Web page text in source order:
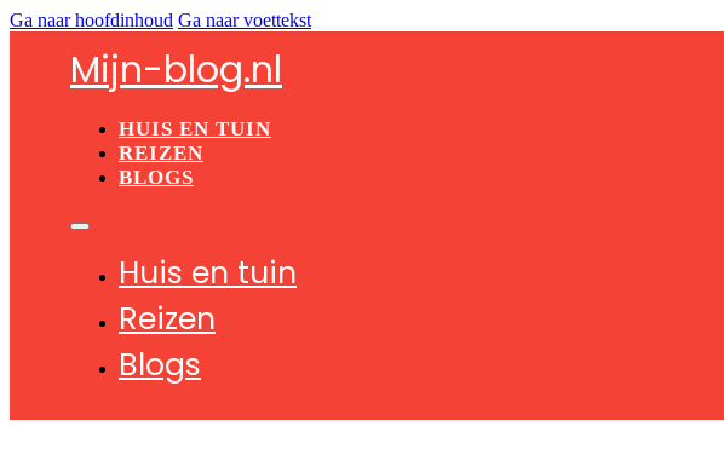
Ga naar hoofdinhoud Ga naar voettekst
Mijn-blog.nl
HUIS EN TUIN
REIZEN
BLOGS
Huis en tuin
Reizen
Blogs